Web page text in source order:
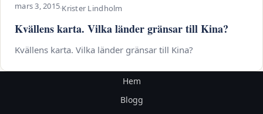
mars 3, 2015·Krister Lindholm
Kvällens karta. Vilka länder gränsar till Kina?
Kvällens karta. Vilka länder gränsar till Kina?
Hem
Blogg